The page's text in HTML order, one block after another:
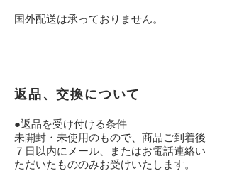
国外配送は承っておりません。
返品、交換について
●返品を受け付ける条件
未開封・未使用のもので、商品ご到着後
７日以内にメール、またはお電話連絡い
ただいたもののみお受けいたします。